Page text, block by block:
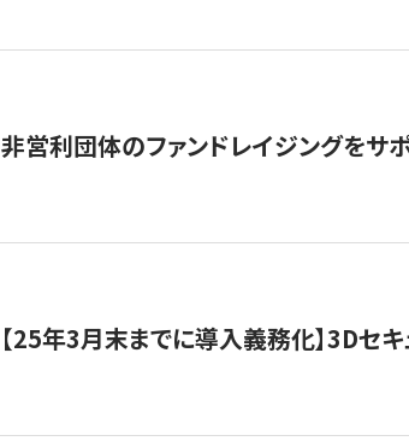
非営利団体のファンドレイジングをサ
【25年3月末までに導入義務化】3Dセ